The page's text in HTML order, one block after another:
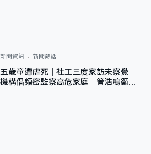
新聞資訊 新聞熱話
五歲童遭虐死｜社工三度家訪未察覺
機構倡頻密監察高危家庭 管浩鳴籲加